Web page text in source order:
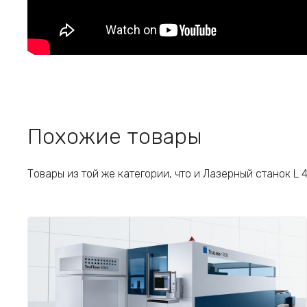
Похожие товары
Товары из той же категории, что и Лазерный станок L